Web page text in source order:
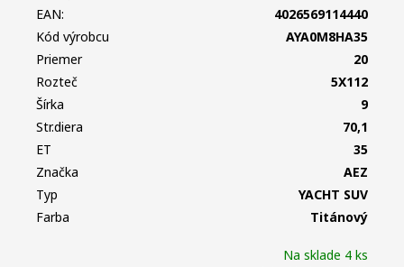
Na sklade 4 ks
EAN:
4026569114440
Kód výrobcu
AYA0M8HA35
Priemer
20
Rozteč
5X112
Šírka
9
Str.diera
70,1
ET
35
Značka
AEZ
Typ
YACHT SUV
Farba
Titánový